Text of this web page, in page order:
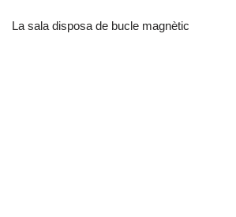
La sala disposa de bucle magnètic